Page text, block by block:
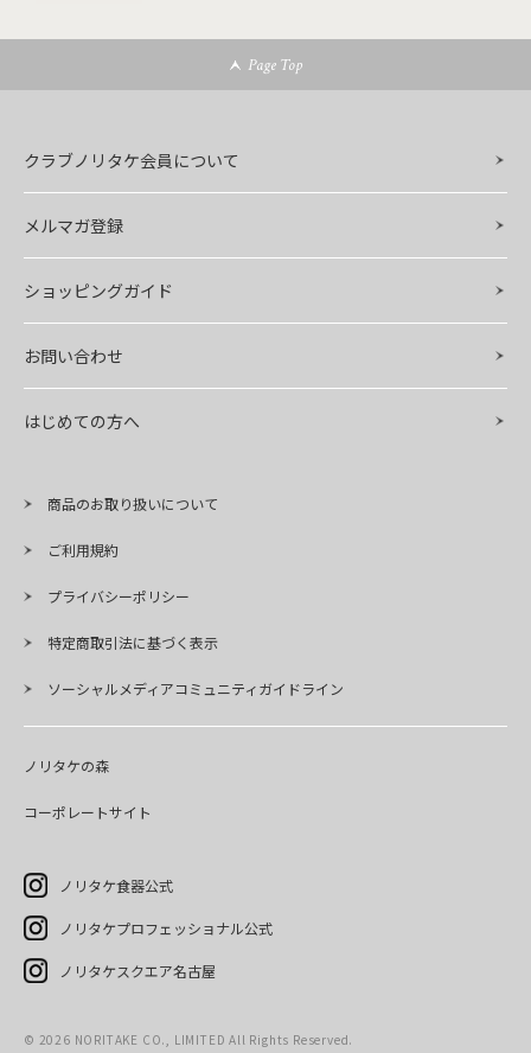
Page Top
クラブノリタケ会員について
メルマガ登録
ショッピングガイド
お問い合わせ
はじめての方へ
商品のお取り扱いについて
ご利用規約
プライバシーポリシー
特定商取引法に基づく表示
ソーシャルメディアコミュニティガイドライン
ノリタケの森
コーポレートサイト
ノリタケ食器公式
ノリタケプロフェッショナル公式
ノリタケスクエア名古屋
© 2026 NORITAKE CO., LIMITED All Rights Reserved.